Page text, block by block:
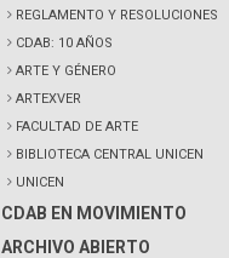
REGLAMENTO Y RESOLUCIONES
CDAB: 10 AÑOS
ARTE Y GÉNERO
ARTEXVER
FACULTAD DE ARTE
BIBLIOTECA CENTRAL UNICEN
UNICEN
CDAB EN MOVIMIENTO
ARCHIVO ABIERTO